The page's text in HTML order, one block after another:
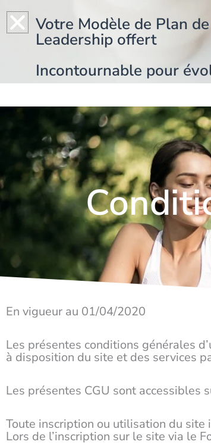
au
contenu
ACCUEIL A PROPOS
En vigueur au 01/04/2020
Les présentes conditions générales
à disposition du site et des services
Les présentes CGU sont accessibles
Toute inscription ou utilisation du site
Lors de l’inscription sur le site via le
Votre Modèle de Plan
Leadership offert
Incontournable pour